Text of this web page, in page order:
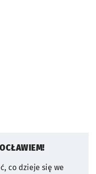
co dzieje się we